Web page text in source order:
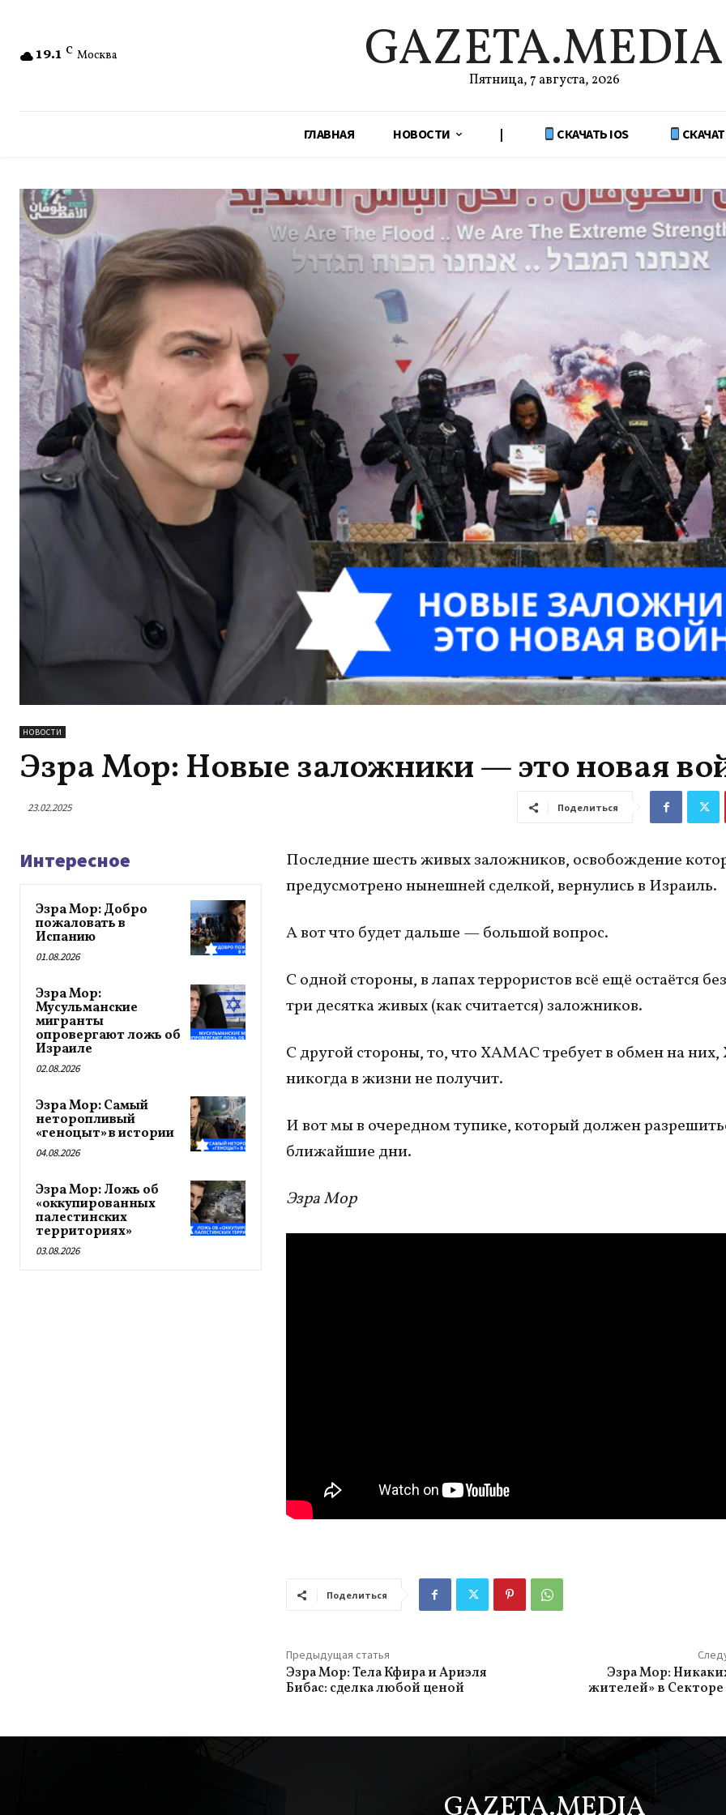
19.1 C Москва GAZETA.MEDIA
Пятница, 7 августа, 2026
ГЛАВНАЯ НОВОСТИ | СКАЧАТЬ IOS
НОВОСТИ
Эзра Мор: Новые заложники — это новая
23.02.2025 Поделиться
Интересное
Эзра Мор: Добро
пожаловать в
Испанию
01.08.2026
Эзра Мор:
Мусульманские
мигранты
опровергают ложь об
Израиле
02.08.2026
Эзра Мор: Самый
неторопливый
«геноцыт» в истории
04.08.2026
Эзра Мор: Ложь об
«оккупированных
палестинских
территориях»
03.08.2026
Последние шесть живых заложников, освобождение
предусмотрено нынешней сделкой, вернулись в Израиль.
А вот что будет дальше — большой вопрос.
С одной стороны, в лапах террористов всё ещё остаётся
три десятка живых (как считается) заложников.
С другой стороны, то, что ХАМАС требует в обмен на
никогда в жизни не получит.
И вот мы в очередном тупике, который должен
ближайшие дни.
Эзра Мор
Поделиться
Предыдущая статья
Эзра Мор: Тела Кфира и Ариэля
Бибас: сделка любой ценой
Эзра Мор:
жителей» в Секторе